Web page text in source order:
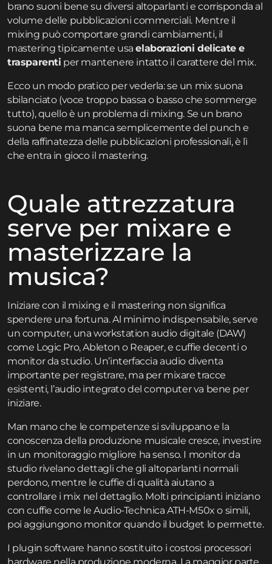
brano suoni bene su diversi altoparlanti e corrisponda al
volume delle pubblicazioni commerciali. Mentre il
mixing può comportare grandi cambiamenti, il
mastering tipicamente usaelaborazioni delicate e
trasparenti per mantenere intatto il carattere del mix.
Ecco un modo pratico per vederla: se un mix suona
sbilanciato (voce troppo bassa o basso che sommerge
tutto), quello è un problema di mixing. Se un brano
suona bene ma manca semplicemente del punch e
della raffinatezza delle pubblicazioni professionali, è lì
che entra in gioco il mastering.
Quale attrezzatura
serve per mixare e
masterizzare la
musica?
Iniziare con il mixing e il mastering non significa
spendere una fortuna. Al minimo indispensabile, serve
un computer, una workstation audio digitale (DAW)
come Logic Pro, Ableton o Reaper, e cuffie decenti o
monitor da studio. Un’interfaccia audio diventa
importante per registrare, ma per mixare tracce
esistenti, l’audio integrato del computer va bene per
iniziare.
Man mano che le competenze si sviluppano e la
conoscenza della produzione musicale cresce, investire
in un monitoraggio migliore ha senso. I monitor da
studio rivelano dettagli che gli altoparlanti normali
perdono, mentre le cuffie di qualità aiutano a
controllare i mix nel dettaglio. Molti principianti iniziano
con cuffie come le Audio-Technica ATH-M50x o simili,
poi aggiungono monitor quando il budget lo permette.
I plugin software hanno sostituito i costosi processori